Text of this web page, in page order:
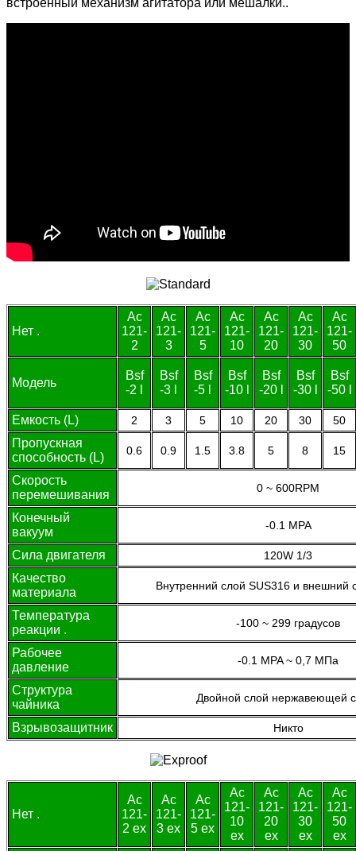
встроенный механизм агитатора или мешалки..
Нет .
Ac
121-
2
Ac
121-
3
Ac
121-
5
Ac
121-
10
Ac
121-
20
Ac
121-
30
Ac
121-
50
Модель
Bsf
-2 l
Bsf
-3 l
Bsf
-5 l
Bsf
-10 l
Bsf
-20 l
Bsf
-30 l
Bsf
-50 l
Емкость (L) 2 3 5 10 20 30 50
Пропускная
способность (L)
0.6 0.9 1.5 3.8 5 8 15
Скорость
перемешивания
0 ~ 600RPM
Конечный
вакуум
-0.1 MPA
Сила двигателя 120W 1/3
Качество
материала
Внутренний слой SUS316 и внешний
Температура
реакции .
-100 ~ 299 градусов
Рабочее
давление
-0.1 MPA ~ 0,7 МПа
Структура
чайника
Двойной слой нержавеющей
Взрывозащитник Никто
Нет .
Ac
121-
2 ex
Ac
121-
3 ex
Ac
121-
5 ex
Ac
121-
10
ex
Ac
121-
20
ex
Ac
121-
30
ex
Ac
121-
50
ex